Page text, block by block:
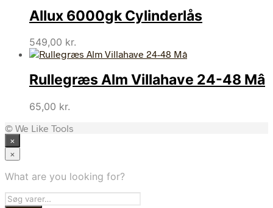
Allux 6000gk Cylinderlås
549,00 kr.
Rullegræs Alm Villahave 24-48 Mâ
65,00 kr.
© We Like Tools
×
×
What are you looking for?